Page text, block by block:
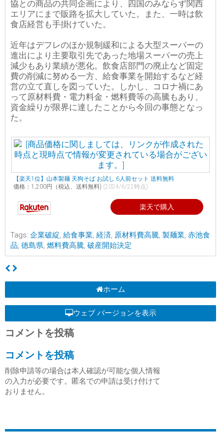
協との商品の共同企画により、四国のみならず関西
エリアにまで販路を拡大していた。また、一時は飲
食店経営も手掛けていた。
近年はデフレのほか規制緩和による大型スーパーの
進出により主要取引先であった地場スーパーの売上
減少もあり業績が悪化。飲食店部門の廃止など固定
費の削減に努める一方、給食事業を開始するなど経
営の立て直しを図っていた。しかし、コロナ禍にあ
って原材料費・電力料金・燃料費等の高騰もあり、
資金繰りが限界に達したことから今回の事態となっ
た。
【楽天1位】山本製麺 天狗そば お試し 6人前セット 送料無料
価格：1,200円（税込、送料無料) (2024/6/22時点)
楽天で購入
Tags: 企業破綻, 給食事業, 経済, 原材料費高騰, 製麺業, 赤池食
品, 徳島県, 燃料費高騰, 破産開始決定
ホーム
ウェブ バージョンを表示
コメントを投稿
コメントを投稿
削除申請等の場合は本人確認が可能な個人情報
の入力が必要です。匿名での申請は受け付けて
おりません。